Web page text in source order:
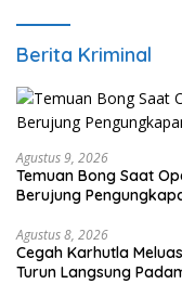
Berita Kriminal
Agustus 9, 2026
Temuan Bong Saat
Berujung
Agustus 8, 2026
Cegah Karhutla
Turun Langsung